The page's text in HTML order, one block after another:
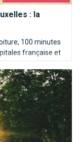
: la
100 minutes
française et
Itinéraire
à Bruxelles